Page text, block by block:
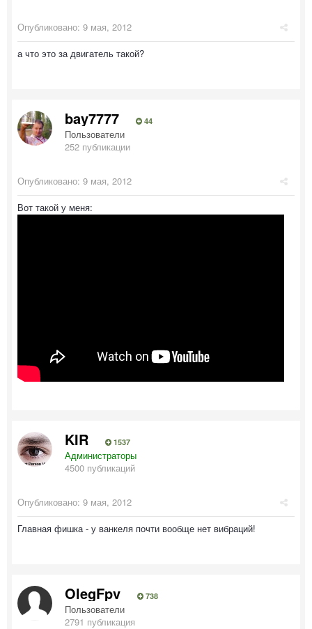
Опубликовано: 9 мая, 2012
а что это за двигатель такой?
bay7777 44
Пользователи
252 публикации
Опубликовано: 9 мая, 2012
Вот такой у меня:
KIR 1537
Администраторы
4500 публикаций
Опубликовано: 9 мая, 2012
Главная фишка - у ванкеля почти вообще нет вибраций!
OlegFpv 738
Пользователи
2791 публикация